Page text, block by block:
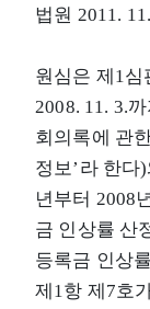
법원 2011.
원심은 제1심
2008. 11. 3.
회의록에 관
정보’라 한다
년부터 2008
금 인상률 산
등록금 인상
제1항 제7호